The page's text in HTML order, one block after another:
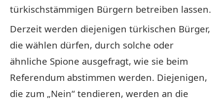
türkischstämmigen Bürgern betreiben lassen.
Derzeit werden diejenigen türkischen Bürger,
die wählen dürfen, durch solche oder
ähnliche Spione ausgefragt, wie sie beim
Referendum abstimmen werden. Diejenigen,
die zum „Nein“ tendieren, werden an die